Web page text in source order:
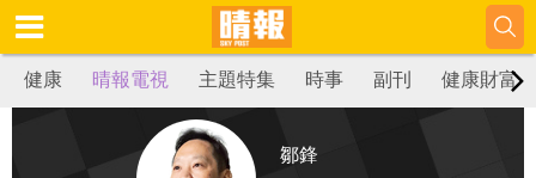
健康 晴報電視 主題特集 時事 副刊 健康財富
鄒鋒